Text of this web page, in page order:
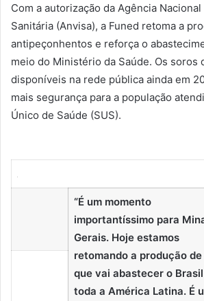
​Com a autorização da Agência
Sanitária (Anvisa), a Funed retoma a
antipeçonhentos e reforça o
meio do Ministério da Saúde. Os soros
disponíveis na rede pública ainda em
mais segurança para a população
Único de Saúde (SUS).
“É um momento
importantíssimo para
Gerais. Hoje estamos
retomando a produção
que vai abastecer o
toda a América Latina. É